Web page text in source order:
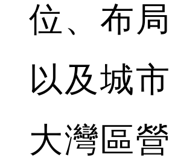
位、布
以及城
大灣區